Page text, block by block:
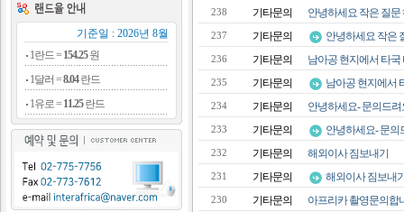
기준일 : 2026년 8월
1란드 = 154.25원
1달러 =8.04란드
1유로 = 11.25란드
238 기타문의 안녕하세요 작은 질문
237 기타문의 안녕하세요 작은
236 기타문의 남아공 현지에서 타국
235 기타문의 남아공 현지에서
234 기타문의 안녕하세요- 문의드려
233 기타문의 안녕하세요- 문의
232 기타문의 해외이사 짐보내기
231 기타문의 해외이사 짐보내
230 기타문의 아프리카 촬영문의합